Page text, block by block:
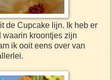
de Cupcake lijn. Ik heb er
waarin kroontjes zijn
ik ooit eens over van